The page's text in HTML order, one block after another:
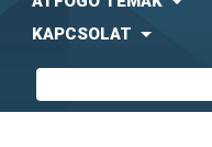
KAPCSOLAT